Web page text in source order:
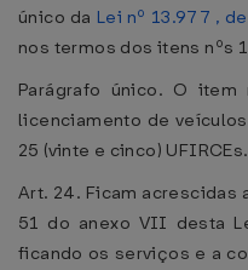
único da Lei nº 13.977 ,
nos termos dos itens nºs
Parágrafo único. O
licenciamento de
25 (vinte e cinco) UFIRCEs.
Art. 24. Ficam acrescidas
51 do anexo VII desta
ficando os serviços e a